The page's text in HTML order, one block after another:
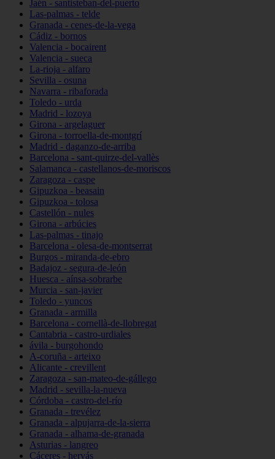
Jaén - santisteban-del-puerto
Las-palmas - telde
Granada - cenes-de-la-vega
Cádiz - bornos
Valencia - bocairent
Valencia - sueca
La-rioja - alfaro
Sevilla - osuna
Navarra - ribaforada
Toledo - urda
Madrid - lozoya
Girona - argelaguer
Girona - torroella-de-montgrí
Madrid - daganzo-de-arriba
Barcelona - sant-quirze-del-vallès
Salamanca - castellanos-de-moriscos
Zaragoza - caspe
Gipuzkoa - beasain
Gipuzkoa - tolosa
Castellón - nules
Girona - arbúcies
Las-palmas - tinajo
Barcelona - olesa-de-montserrat
Burgos - miranda-de-ebro
Badajoz - segura-de-león
Huesca - aínsa-sobrarbe
Murcia - san-javier
Toledo - yuncos
Granada - armilla
Barcelona - cornellà-de-llobregat
Cantabria - castro-urdiales
ávila - burgohondo
A-coruña - arteixo
Alicante - crevillent
Zaragoza - san-mateo-de-gállego
Madrid - sevilla-la-nueva
Córdoba - castro-del-río
Granada - trevélez
Granada - alpujarra-de-la-sierra
Granada - alhama-de-granada
Asturias - langreo
Cáceres - hervás